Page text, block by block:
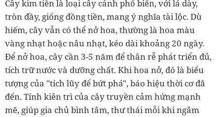
Cây kim tiền là loại cây cảnh phổ biến, với lá dày,
tròn đầy, giống đồng tiền, mang ý nghĩa tài lộc. Dù
hiếm, cây vẫn có thể nở hoa, thường là hoa màu
vàng nhạt hoặc nâu nhạt, kéo dài khoảng 20 ngày.
Để nở hoa, cây cần 3-5 năm để thân rễ phát triển đủ,
tích trữ nước và dưỡng chất. Khi hoa nở, đó là biểu
tượng của "tích lũy để bứt phá", báo hiệu thời cơ đã
đến. Tính kiên trì của cây truyền cảm hứng mạnh
mẽ, giúp gia chủ bình tâm, thư thái mỗi khi ngắm